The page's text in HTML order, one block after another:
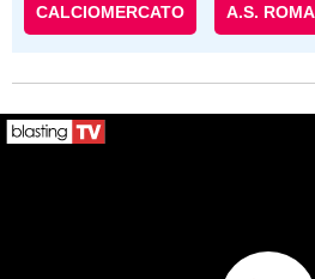
CALCIOMERCATO A.S. ROMA